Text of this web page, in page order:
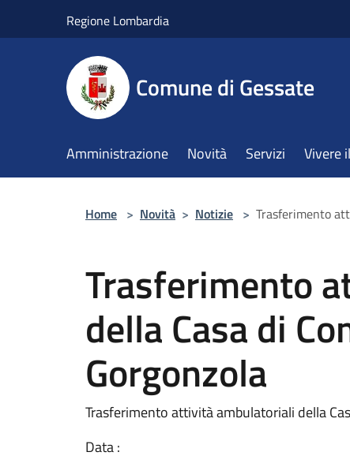
Regione Lombardia
Comune di Gessate
Amministrazione Novità Servizi Vivere
Home > Novità > Notizie > Trasferimento
Trasferimento
della Casa di
Gorgonzola
Trasferimento attività ambulatoriali della
Data :